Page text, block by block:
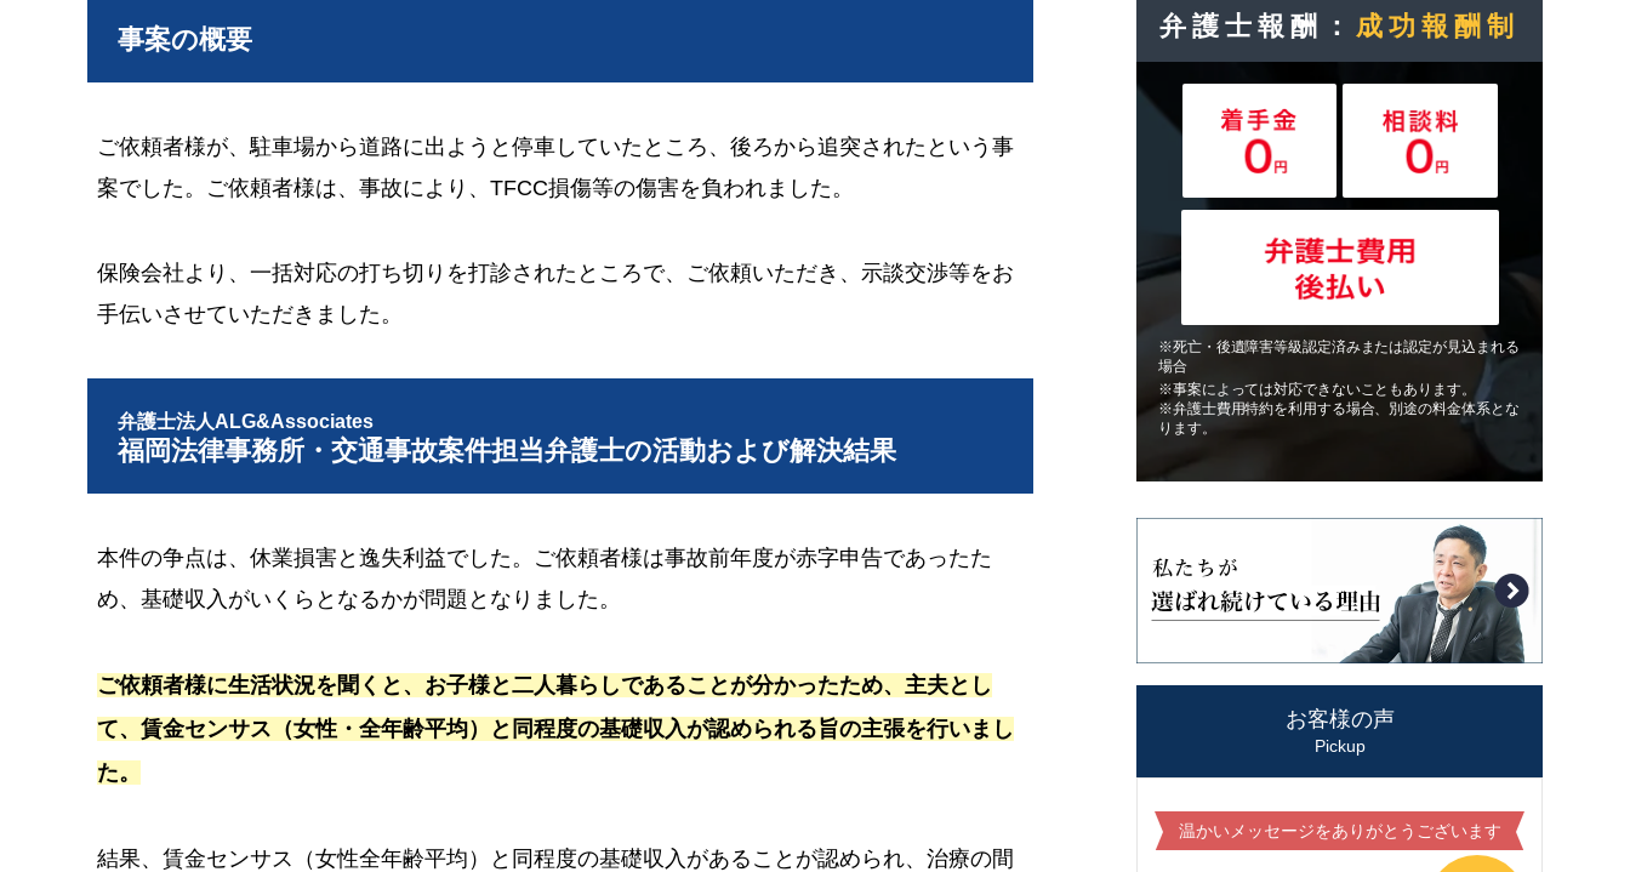
事案の概要
ご依頼者様が、駐車場から道路に出ようと停車していたところ、後ろから追突されたという事
案でした。ご依頼者様は、事故により、TFCC損傷等の傷害を負われました。
保険会社より、一括対応の打ち切りを打診されたところで、ご依頼いただき、示談交渉等をお
手伝いさせていただきました。
弁護士法人ALG&Associates
福岡法律事務所・交通事故案件担当弁護士の活動および解決結果
本件の争点は、休業損害と逸失利益でした。ご依頼者様は事故前年度が赤字申告であったた
め、基礎収入がいくらとなるかが問題となりました。
ご依頼者様に生活状況を聞くと、お子様と二人暮らしであることが分かったため、主夫とし
て、賃金センサス（女性・全年齢平均）と同程度の基礎収入が認められる旨の主張を行いまし
た。
結果、賃金センサス（女性全年齢平均）と同程度の基礎収入があることが認められ、治療の間
弁護士報酬： 成功報酬制
※死亡・後遺障害等級認定済みまたは認定が見込まれる
場合
※事案によっては対応できないこともあります。
※弁護士費用特約を利用する場合、別途の料金体系とな
ります。
お客様の声
Pickup
温かいメッセージをありがとうございます